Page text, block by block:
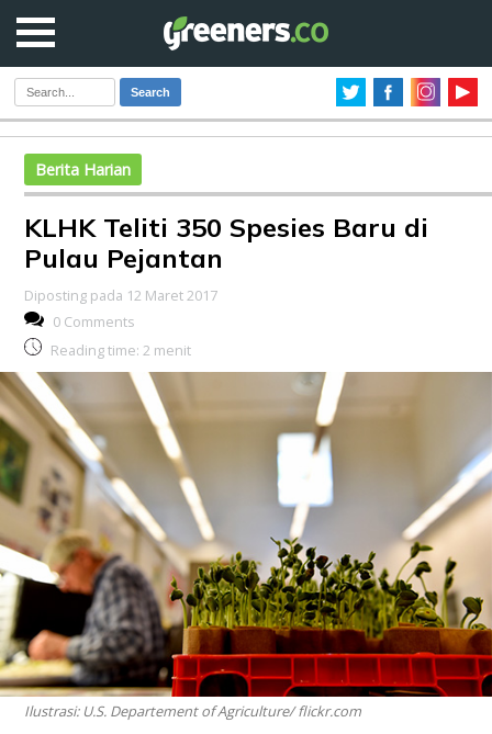
Search
Berita Harian
KLHK Teliti 350 Spesies Baru di
Pulau Pejantan
Diposting pada 12 Maret 2017
0 Comments
Reading time: 2 menit
Ilustrasi: U.S. Departement of Agriculture/ flickr.com